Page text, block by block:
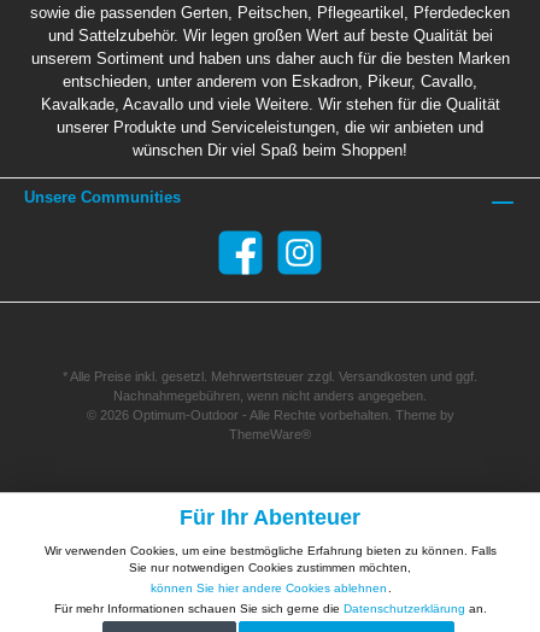
sowie die passenden Gerten, Peitschen, Pflegeartikel, Pferdedecken
und Sattelzubehör. Wir legen großen Wert auf beste Qualität bei
unserem Sortiment und haben uns daher auch für die besten Marken
entschieden, unter anderem von Eskadron, Pikeur, Cavallo,
Kavalkade, Acavallo und viele Weitere. Wir stehen für die Qualität
unserer Produkte und Serviceleistungen, die wir anbieten und
wünschen Dir viel Spaß beim Shoppen!
Unsere Communities
* Alle Preise inkl. gesetzl. Mehrwertsteuer zzgl. Versandkosten und ggf.
Nachnahmegebühren, wenn nicht anders angegeben.
© 2026 Optimum-Outdoor - Alle Rechte vorbehalten. Theme by
ThemeWare®
Für Ihr Abenteuer
Wir verwenden Cookies, um eine bestmögliche Erfahrung bieten zu können. Falls
Sie nur notwendigen Cookies zustimmen möchten,
können Sie hier andere Cookies ablehnen
Für mehr Informationen schauen Sie sich gerne die Datenschutzerklärung an.